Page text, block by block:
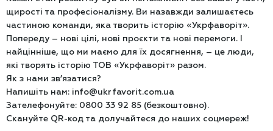
щирості та професіоналізму. Ви назавжди залишаєтесь
частиною команди, яка творить історію «Укрфаворіт».
Попереду – нові цілі, нові проєкти та нові перемоги. І
найцінніше, що ми маємо для їх досягнення, – це люди,
які творять історію ТОВ «Укрфаворіт» разом.
Як з нами зв’язатися?
Напишіть нам: info@ukrfavorit.com.ua
Зателефонуйте: 0800 33 92 85 (безкоштовно).
Скануйте QR-код та долучайтеся до наших соцмереж!